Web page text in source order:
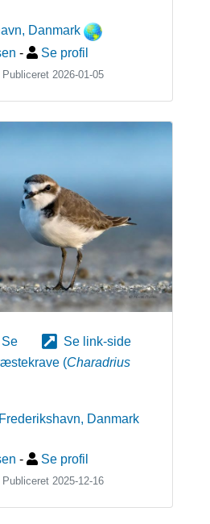
, Danmark
- Se profil
Publiceret 2026-01-05
Se
Se link-side
(Charadrius
, Danmark
- Se profil
Publiceret 2025-12-16